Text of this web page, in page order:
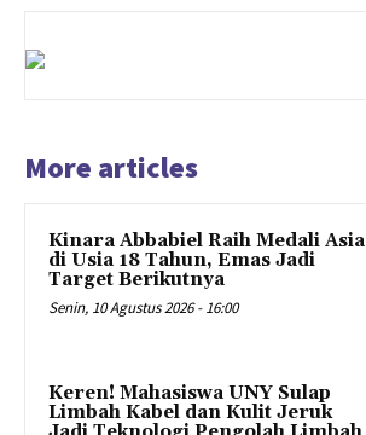
More articles
Kinara Abbabiel Raih Medali Asia
di Usia 18 Tahun, Emas Jadi
Target Berikutnya
Senin, 10 Agustus 2026 - 16:00
Keren! Mahasiswa UNY Sulap
Limbah Kabel dan Kulit Jeruk